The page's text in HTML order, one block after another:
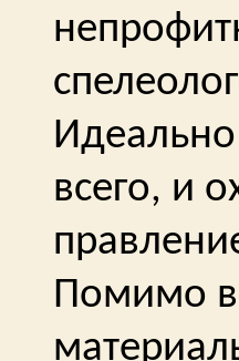
всего, и
Помимо